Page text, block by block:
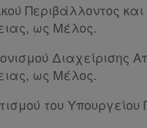
Περιβάλλοντος
ως Μέλος.
Διαχείρισης
ως Μέλος.
του